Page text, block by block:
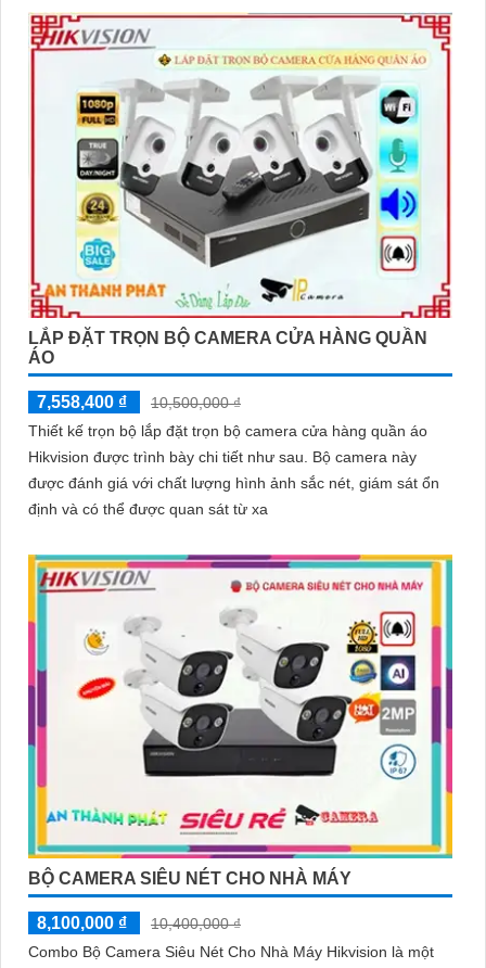
LẮP ĐẶT TRỌN BỘ CAMERA CỬA HÀNG QUẦN
ÁO
7,558,400 ₫
10,500,000 ₫
Thiết kế trọn bộ lắp đặt trọn bộ camera cửa hàng quần áo
Hikvision được trình bày chi tiết như sau. Bộ camera này
được đánh giá với chất lượng hình ảnh sắc nét, giám sát ổn
định và có thể được quan sát từ xa
BỘ CAMERA SIÊU NÉT CHO NHÀ MÁY
8,100,000 ₫
10,400,000 ₫
Combo Bộ Camera Siêu Nét Cho Nhà Máy Hikvision là một